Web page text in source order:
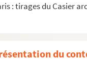
: tirages du Casier
du